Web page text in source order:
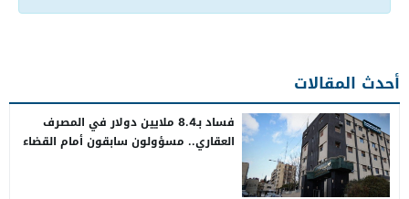
أحدث المقالات
فساد بـ8.4 ملايين دولار في المصرف
العقاري.. مسؤولون سابقون أمام القضاء